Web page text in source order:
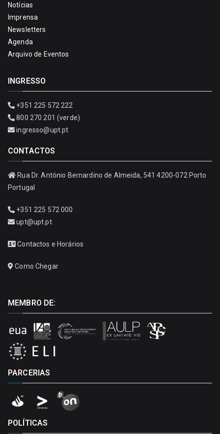
Notícias
Imprensa
Newsletters
Agenda
Arquivo de Eventos
INGRESSO
+351 225 572 222
800 270 201 (verde)
ingresso@upt.pt
CONTACTOS
Rua Dr. António Bernardino de Almeida, 541 4200-072 Porto
Portugal
+351 225 572 000
upt@upt.pt
Contactos e Horários
Como Chegar
MEMBRO DE:
PARCERIAS
POLÍTICAS